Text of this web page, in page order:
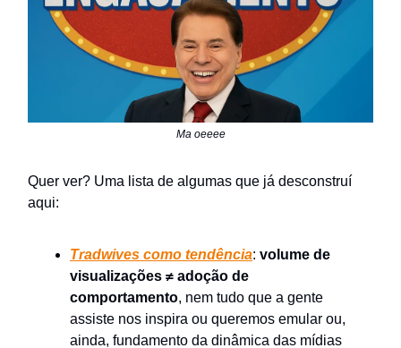
Ma oeeee
Quer ver? Uma lista de algumas que já desconstruí
aqui:
Tradwives como tendência: volume de
visualizações ≠ adoção de
comportamento, nem tudo que a gente
assiste nos inspira ou queremos emular ou,
ainda, fundamento da dinâmica das mídias